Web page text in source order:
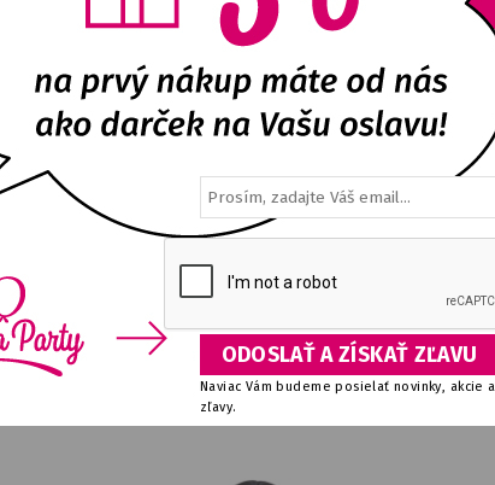
Naviac Vám budeme posielať novinky, akcie a
zľavy.
Kostým dámsky Wednesday šaty so vzorom
Cena od:40,70€
VYBRAŤ VEĽKOSŤ
NA SKLADE